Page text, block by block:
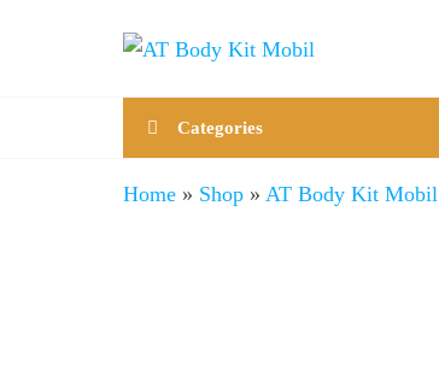
Mobil
Kit
Mobil
Categories
Home » Shop » AT Body Kit Mobil